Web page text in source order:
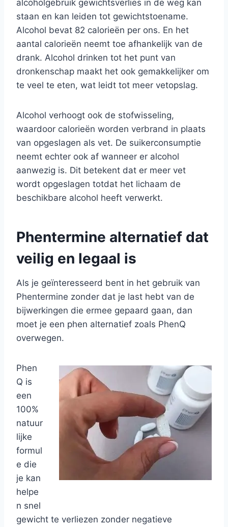
alcoholgebruik gewichtsverlies in de weg kan
staan en kan leiden tot gewichtstoename.
Alcohol bevat 82 calorieën per ons. En het
aantal calorieën neemt toe afhankelijk van de
drank. Alcohol drinken tot het punt van
dronkenschap maakt het ook gemakkelijker om
te veel te eten, wat leidt tot meer vetopslag.
Alcohol verhoogt ook de stofwisseling,
waardoor calorieën worden verbrand in plaats
van opgeslagen als vet. De suikerconsumptie
neemt echter ook af wanneer er alcohol
aanwezig is. Dit betekent dat er meer vet
wordt opgeslagen totdat het lichaam de
beschikbare alcohol heeft verwerkt.
Phentermine alternatief dat
veilig en legaal is
Als je geïnteresseerd bent in het gebruik van
Phentermine zonder dat je last hebt van de
bijwerkingen die ermee gepaard gaan, dan
moet je een phen alternatief zoals PhenQ
overwegen.
Phen
Q is
een
100%
natuur
lijke
formul
e die
je kan
helpe
n snel
gewicht te verliezen zonder negatieve